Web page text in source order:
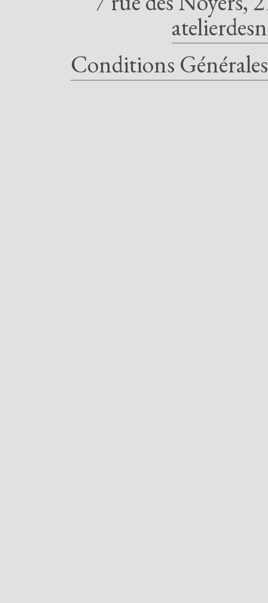
Conditions